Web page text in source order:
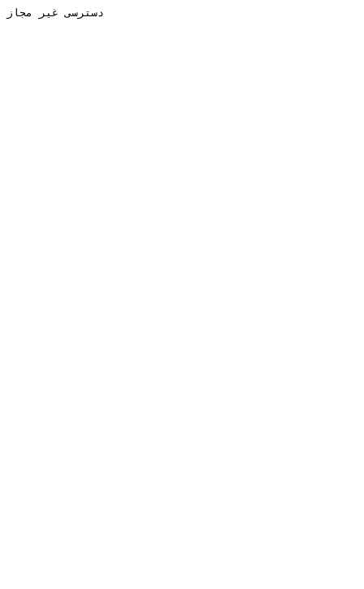
دسترسی غیر مجاز